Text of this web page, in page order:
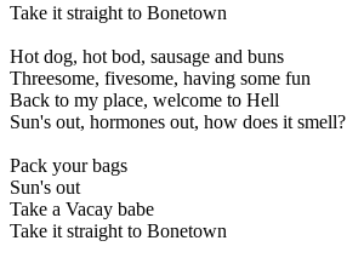
Take it straight to Bonetown
Hot dog, hot bod, sausage and buns
Threesome, fivesome, having some fun
Back to my place, welcome to Hell
Sun's out, hormones out, how does it smell?
Pack your bags
Sun's out
Take a Vacay babe
Take it straight to Bonetown